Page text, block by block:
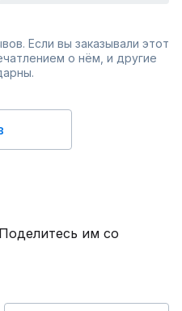
Если вы заказывали этот
о нём, и другие
им со